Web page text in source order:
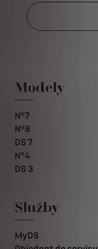
Modely
N°7
N°8
DS 7
N°4
DS 3
Služby
MyDS